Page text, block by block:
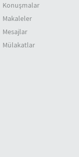
Konuşmalar
Makaleler
Mesajlar
Mülakatlar